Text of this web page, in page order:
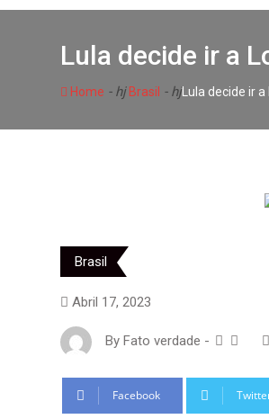
Lula decide ir a
Home - hjBrasil - hjLula decide ir
Brasil
Abril 17, 2023
By Fato verdade -
Facebook